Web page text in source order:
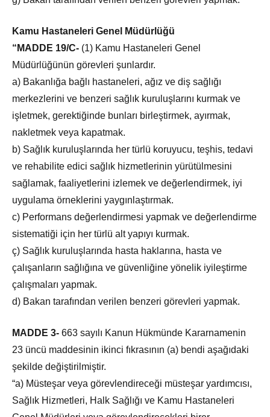
Kamu Hastaneleri Genel Müdürlüğü
“MADDE 19/C- (1) Kamu Hastaneleri Genel
Müdürlüğünün görevleri şunlardır.
a) Bakanlığa bağlı hastaneleri, ağız ve diş sağlığı
merkezlerini ve benzeri sağlık kuruluşlarını kurmak ve
işletmek, gerektiğinde bunları birleştirmek, ayırmak,
nakletmek veya kapatmak.
b) Sağlık kuruluşlarında her türlü koruyucu, teşhis, tedavi
ve rehabilite edici sağlık hizmetlerinin yürütülmesini
sağlamak, faaliyetlerini izlemek ve değerlendirmek, iyi
uygulama örneklerini yaygınlaştırmak.
c) Performans değerlendirmesi yapmak ve değerlendirme
sistematiği için her türlü alt yapıyı kurmak.
ç) Sağlık kuruluşlarında hasta haklarına, hasta ve
çalışanların sağlığına ve güvenliğine yönelik iyileştirme
çalışmaları yapmak.
d) Bakan tarafından verilen benzeri görevleri yapmak.
MADDE 3- 663 sayılı Kanun Hükmünde Kararnamenin
23 üncü maddesinin ikinci fıkrasının (a) bendi aşağıdaki
şekilde değiştirilmiştir.
“a) Müsteşar veya görevlendireceği müsteşar yardımcısı,
Sağlık Hizmetleri, Halk Sağlığı ve Kamu Hastaneleri